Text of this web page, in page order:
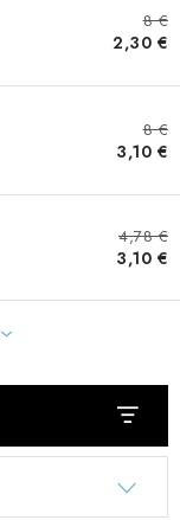
8 €
2,30 €
8 €
3,10 €
4,78 €
3,10 €